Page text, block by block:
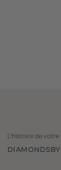
L'histoire de votre